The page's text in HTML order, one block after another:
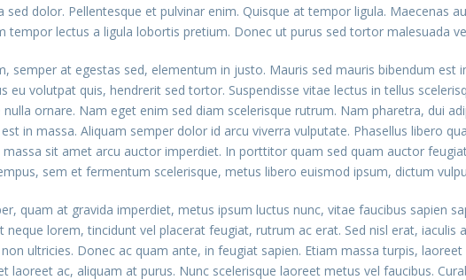
sed dolor. Pellentesque et pulvinar enim. Quisque at tempor ligula. Maecenas
tempor lectus a ligula lobortis pretium. Donec ut purus sed tortor malesuada
semper at egestas sed, elementum in justo. Mauris sed mauris bibendum
eu volutpat quis, hendrerit sed tortor. Suspendisse vitae lectus in tellus
nulla ornare. Nam eget enim sed diam scelerisque rutrum. Nam pharetra, dui
in massa. Aliquam semper dolor id arcu viverra vulputate. Phasellus libero
sit amet arcu auctor imperdiet. In porttitor quam sed quam auctor
sem et fermentum scelerisque, metus libero euismod ipsum, dictum
quam at gravida imperdiet, metus ipsum luctus nunc, vitae faucibus sapien
neque lorem, tincidunt vel placerat feugiat, rutrum ac erat. Sed nisl erat,
ultricies. Donec ac quam ante, in feugiat sapien. Etiam massa turpis,
laoreet ac, aliquam at purus. Nunc scelerisque laoreet metus vel faucibus.